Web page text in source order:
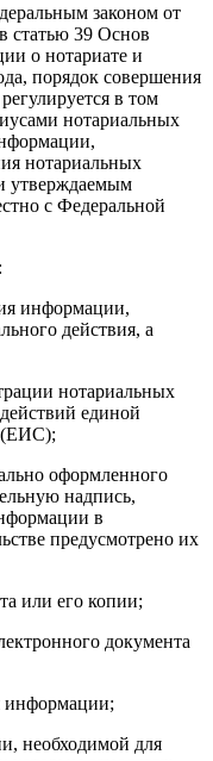
законом от
статью 39 Основ
о нотариате и
порядок совершения
в том
нотариальных
нотариальных
утверждаемым
с Федеральной
информации,
действия, а
нотариальных
единой
(ЕИС);
оформленного
надпись,
в
предусмотрено их
или его копии;
документа
информации;
необходимой для